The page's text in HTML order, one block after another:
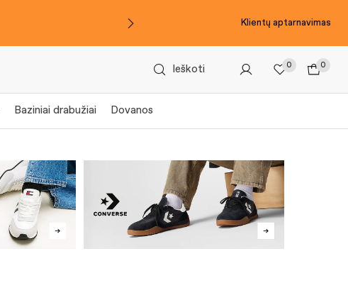
Klientų aptarnavimas
Ieškoti 0 0
Baziniai drabužiai Dovanos